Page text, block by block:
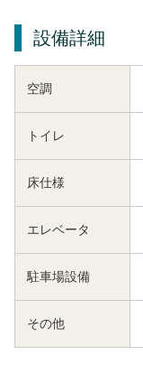
設備詳細
空調
トイレ
床仕様
エレベータ
駐車場設備
その他